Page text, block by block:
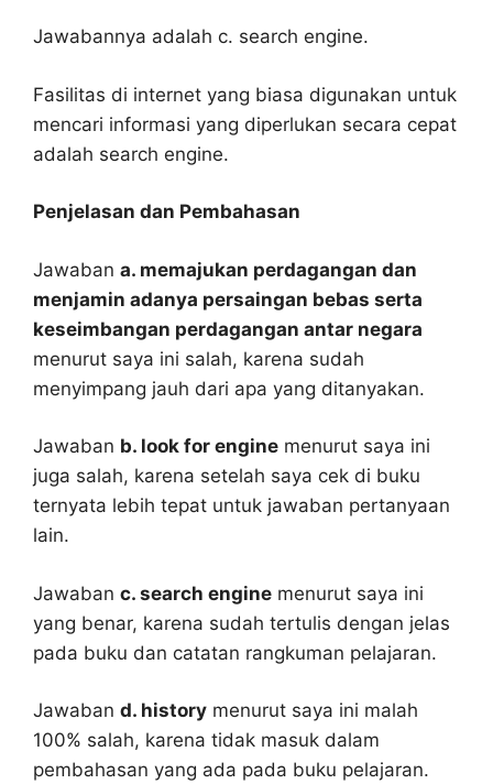
Jawabannya adalah c. search engine.
Fasilitas di internet yang biasa digunakan untuk
mencari informasi yang diperlukan secara cepat
adalah search engine.
Penjelasan dan Pembahasan
Jawaban a. memajukan perdagangan dan
menjamin adanya persaingan bebas serta
keseimbangan perdagangan antar negara
menurut saya ini salah, karena sudah
menyimpang jauh dari apa yang ditanyakan.
Jawaban b. look for engine menurut saya ini
juga salah, karena setelah saya cek di buku
ternyata lebih tepat untuk jawaban pertanyaan
lain.
Jawaban c. search engine menurut saya ini
yang benar, karena sudah tertulis dengan jelas
pada buku dan catatan rangkuman pelajaran.
Jawaban d. history menurut saya ini malah
100% salah, karena tidak masuk dalam
pembahasan yang ada pada buku pelajaran.